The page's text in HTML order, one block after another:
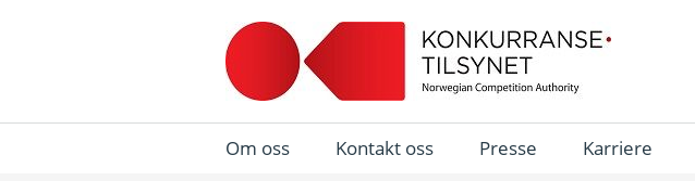
Om oss Kontakt oss Presse Karriere